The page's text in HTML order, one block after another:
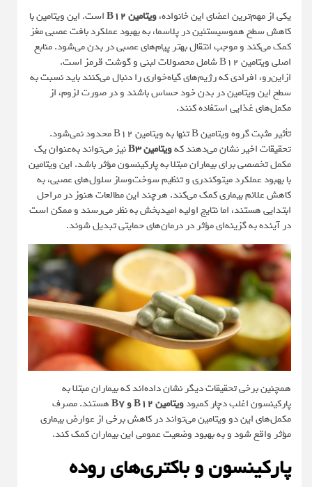
یکی از مهم‌ترین اعضای این خانواده،ویتامین B12
است. این ویتامین با
کاهش سطح هموسیستئین در پلاسما، به بهبود عملکرد بافت عصبی مغز
کمک می‌کند و موجب انتقال بهتر پیام‌های عصبی در بدن می‌شود. منابع
اصلی ویتامین B12 شامل محصولات لبنی و گوشت قرمز است.
ازاین‌رو، افرادی که رژیم‌های گیاه‌خواری را دنبال می‌کنند باید نسبت به
سطح این ویتامین در بدن خود حساس باشند و در صورت لزوم، از
مکمل‌های غذایی استفاده کنند.
تأثیر مثبت گروه ویتامین B تنها به ویتامین B12 محدود نمی‌شود.
تحقیقات اخیر نشان می‌دهند کهویتامین B3
نیز می‌تواند به‌عنوان یک
مکمل تخصصی برای بیماران مبتلا به پارکینسون مؤثر باشد. این ویتامین
با بهبود عملکرد میتوکندری و تنظیم سوخت‌وساز سلول‌های عصبی، به
کاهش علائم بیماری کمک می‌کند. هرچند این مطالعات هنوز در مراحل
ابتدایی هستند، اما نتایج اولیه امیدبخش به نظر می‌رسند و ممکن است
در آینده به گزینه‌ای مؤثر در درمان‌های حمایتی تبدیل شوند.
همچنین برخی تحقیقات دیگر نشان داده‌اند که بیماران مبتلا به
پارکینسون اغلب دچار کمبودویتامین B12 و B7
هستند. مصرف
مکمل‌های این دو ویتامین می‌تواند در کاهش برخی از عوارض بیماری
مؤثر واقع شود و به بهبود وضعیت عمومی این بیماران کمک کند.
پارکینسون و باکتری‌های روده